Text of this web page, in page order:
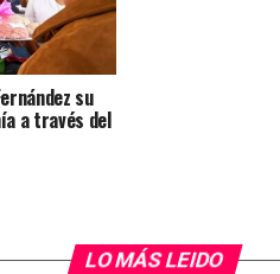
su
a través del
LO MÁS LEIDO